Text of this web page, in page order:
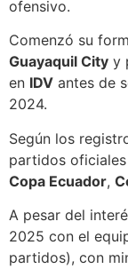
ofensivo.
Comenzó su
Guayaquil City y
en IDV antes de
2024.
Según los
partidos
Copa Ecuador,
A pesar del
2025 con el
partidos), con